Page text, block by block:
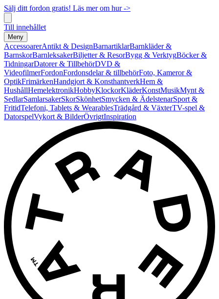
Sälj ditt fordon gratis! Läs mer om hur ->
Till innehållet
Meny
AccessoarerAntikt & DesignBarnartiklarBarnkläder &
BarnskorBarnleksakerBiljetter & ResorBygg & VerktygBöcker &
TidningarDatorer & TillbehörDVD &
VideofilmerFordonFordonsdelar & tillbehörFoto, Kameror &
OptikFrimärkenHandgjort & KonsthantverkHem &
HushållHemelektronikHobbyKlockorKläderKonstMusikMynt &
SedlarSamlarsakerSkorSkönhetSmycken & ÄdelstenarSport &
FritidTelefoni, Tablets & WearablesTrädgård & VäxterTV-spel &
DatorspelVykort & BilderÖvrigtInspiration